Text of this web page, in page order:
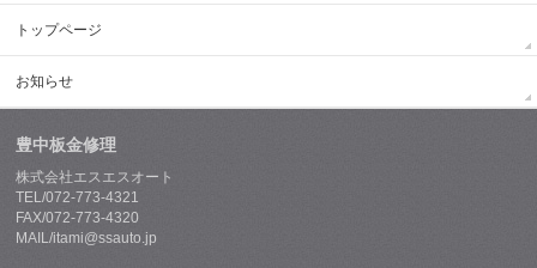
トップページ
お知らせ
豊中板金修理
株式会社エスエスオート
TEL/072-773-4321
FAX/072-773-4320
MAIL/itami@ssauto.jp